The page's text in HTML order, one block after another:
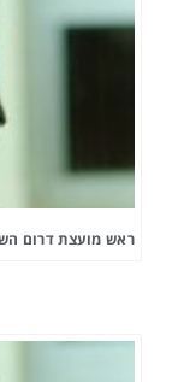
ראש מועצת דרום